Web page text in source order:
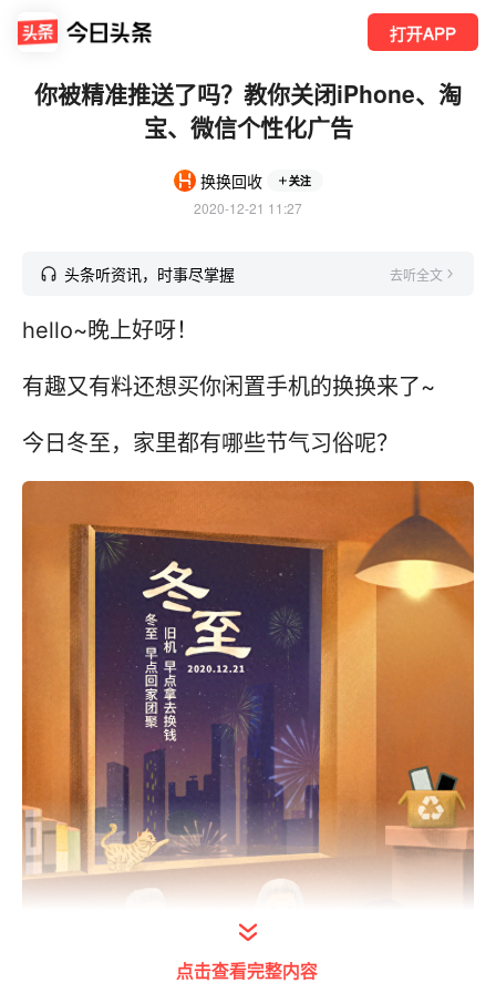
打开APP
你被精准推送了吗？教你关闭iPhone、淘
宝、微信个性化广告
换换回收 关注
2020-12-21 11:27
头条听资讯，时事尽掌握 去听全文
hello~晚上好呀！
有趣又有料还想买你闲置手机的换换来了~
今日冬至，家里都有哪些节气习俗呢？
点击查看完整内容